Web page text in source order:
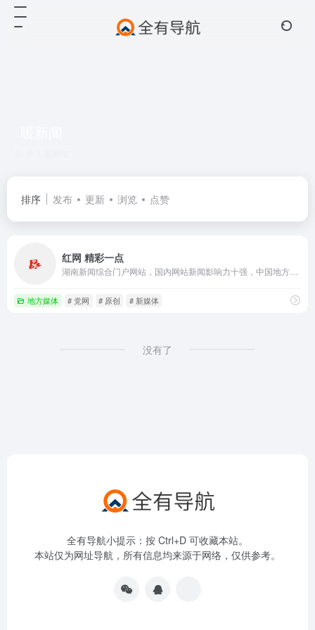
排序 发布 更新 浏览 点赞
红网 精彩一点
地方媒体 # 党网 # 原创 # 新媒体
没有了
全有导航小提示：按 Ctrl+D 可收藏本站。
本站仅为网址导航，所有信息均来源于网络，仅供参考。